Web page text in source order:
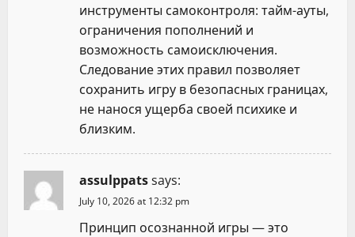
инструменты самоконтроля: тайм-ауты,
ограничения пополнений и
возможность самоисключения.
Следование этих правил позволяет
сохранить игру в безопасных границах,
не нанося ущерба своей психике и
близким.
assulppatssays:
July 10, 2026 at 12:32 pm
Принцип осознанной игры — это